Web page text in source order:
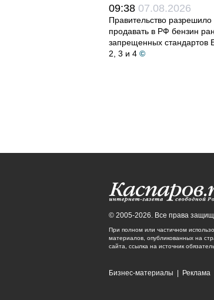
09:38 07.08.2026
Правительство разрешило
продавать в РФ бензин
запрещенных стандартов
2, 3 и 4 ©
© 2005-2026. Все права
При полном или частичном
материалов, опубликованных на
сайта, ссылка на источник
Бизнес-материалы Реклама